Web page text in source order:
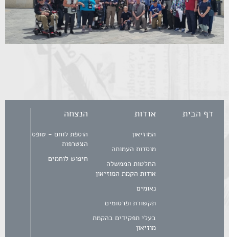
דף הבית אודות
המוזיאון
מוסדות העמותה
החלטות הממשלה
אודות הקמת המוזיאון
נאומים
תקשורת ופרסומים
בעלי תפקידים בהקמת
מוזיאון
הנצחה
הוספת לוחם - טופס
הצטרפות
חיפוש לוחמים